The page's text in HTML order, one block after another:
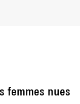
femmes nues